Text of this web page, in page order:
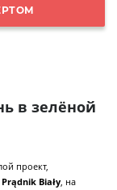
в зелёной
проект,
Prądnik Biały , на